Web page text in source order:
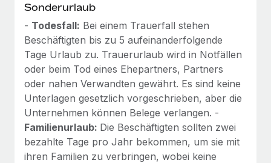
Sonderurlaub
- Todesfall: Bei einem Trauerfall stehen
Beschäftigten bis zu 5 aufeinanderfolgende
Tage Urlaub zu. Trauerurlaub wird in Notfällen
oder beim Tod eines Ehepartners, Partners
oder nahen Verwandten gewährt. Es sind keine
Unterlagen gesetzlich vorgeschrieben, aber die
Unternehmen können Belege verlangen. -
Familienurlaub: Die Beschäftigten sollten zwei
bezahlte Tage pro Jahr bekommen, um sie mit
ihren Familien zu verbringen, wobei keine